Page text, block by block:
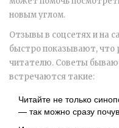
новым углом.
Отзывы в соцсетях и на
быстро показывают, что
читателю. Советы
встречаются такие:
Читайте не только
— так можно сразу